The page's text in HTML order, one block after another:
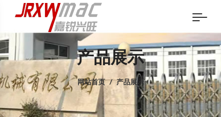
产品展示
网站首页 / 产品展示